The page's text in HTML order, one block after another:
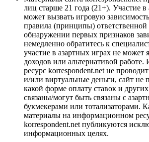
лиц старше 21 года (21+). Участие в
может вызвать игровую
правила (принципы)
обнаружении первых признаков
немедленно обратитесь к
участие в азартных играх не может
доходов или альтернативой
ресурс korrespondent.net не
и/или виртуальные деньги, сайт не
какой форме оплату ставок и
связаны/могут быть связаны с
букмекерами или тотализаторами.
материалы на информационном
korrespondent.net публикуются
информационных целях.